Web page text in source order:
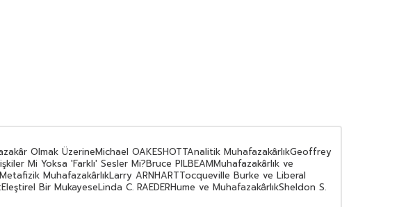
Olmak ÜzerineMichael OAKESHOTTAnalitik MuhafazakârlıkGeoffrey
Mi Yoksa 'Farklı' Sesler Mi?Bruce PILBEAMMuhafazakârlık ve
MuhafazakârlıkLarry ARNHARTTocqueville Burke ve Liberal
Bir MukayeseLinda C. RAEDERHume ve MuhafazakârlıkSheldon S.